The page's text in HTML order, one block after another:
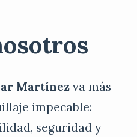
Martínezva más
impecable:
seguridad y